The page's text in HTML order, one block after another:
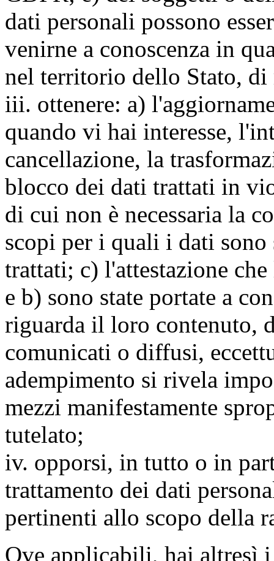
dati personali possono
venirne a conoscenza in
nel territorio dello Stato,
iii. ottenere: a)
quando vi hai interesse,
cancellazione, la
blocco dei dati trattati in
di cui non è necessaria la
scopi per i quali i dati sono
trattati; c) l'attestazione
e b) sono state portate a
riguarda il loro contenuto,
comunicati o diffusi,
adempimento si rivela
mezzi manifestamente
tutelato;
iv. opporsi, in tutto o in
trattamento dei dati
pertinenti allo scopo della
Ove applicabili, hai